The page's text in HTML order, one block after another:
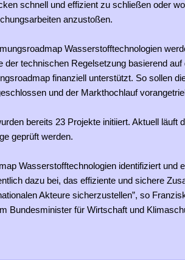
schnell und effizient zu schließen oder
anzustoßen.
Wasserstofftechnologien
der technischen Regelsetzung basierend auf
finanziell unterstützt. So sollen
und der Markthochlauf
bereits 23 Projekte initiiert. Aktuell läuft
geprüft werden.
Wasserstofftechnologien identifiziert und
dazu bei, das effiziente und sichere
Akteure sicherzustellen”, so
Bundesminister für Wirtschaft und